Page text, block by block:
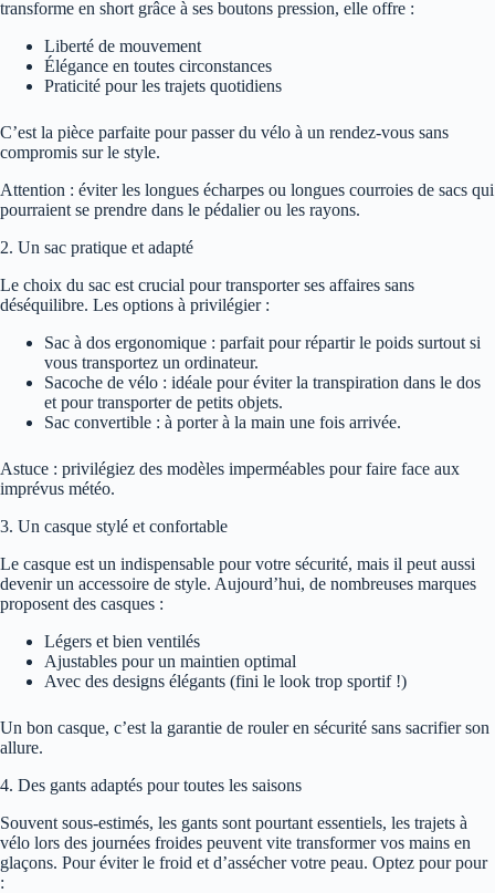
transforme en short grâce à ses boutons pression, elle offre :
Liberté de mouvement
Élégance en toutes circonstances
Praticité pour les trajets quotidiens
C’est la pièce parfaite pour passer du vélo à un rendez-vous sans
compromis sur le style.
Attention : éviter les longues écharpes ou longues courroies de sacs qui
pourraient se prendre dans le pédalier ou les rayons.
2. Un sac pratique et adapté
Le choix du sac est crucial pour transporter ses affaires sans
déséquilibre. Les options à privilégier :
Sac à dos ergonomique : parfait pour répartir le poids surtout si
vous transportez un ordinateur.
Sacoche de vélo : idéale pour éviter la transpiration dans le dos
et pour transporter de petits objets.
Sac convertible : à porter à la main une fois arrivée.
Astuce : privilégiez des modèles imperméables pour faire face aux
imprévus météo.
3. Un casque stylé et confortable
Le casque est un indispensable pour votre sécurité, mais il peut aussi
devenir un accessoire de style. Aujourd’hui, de nombreuses marques
proposent des casques :
Légers et bien ventilés
Ajustables pour un maintien optimal
Avec des designs élégants (fini le look trop sportif !)
Un bon casque, c’est la garantie de rouler en sécurité sans sacrifier son
allure.
4. Des gants adaptés pour toutes les saisons
Souvent sous-estimés, les gants sont pourtant essentiels, les trajets à
vélo lors des journées froides peuvent vite transformer vos mains en
glaçons. Pour éviter le froid et d’assécher votre peau. Optez pour pour
: